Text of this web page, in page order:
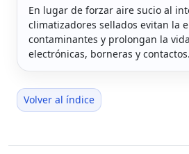
En lugar de forzar aire sucio al
climatizadores sellados evitan la
contaminantes y prolongan la
electrónicas, borneras y contactos.
Volver al índice